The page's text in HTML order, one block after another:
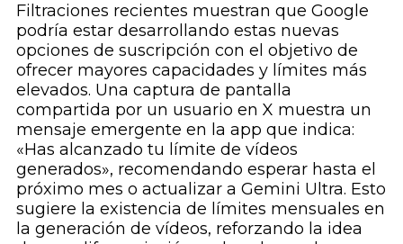
Filtraciones recientes muestran que Google
podría estar desarrollando estas nuevas
opciones de suscripción con el objetivo de
ofrecer mayores capacidades y límites más
elevados. Una captura de pantalla
compartida por un usuario en X muestra un
mensaje emergente en la app que indica:
«Has alcanzado tu límite de vídeos
generados», recomendando esperar hasta el
próximo mes o actualizar a Gemini Ultra. Esto
sugiere la existencia de límites mensuales en
la generación de vídeos, reforzando la idea